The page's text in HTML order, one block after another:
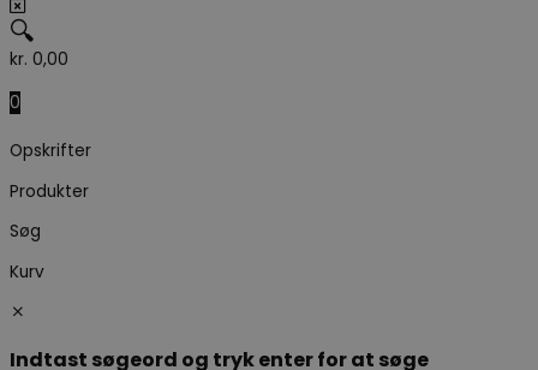
🔍
kr. 0,00
0
Opskrifter
Produkter
Søg
Kurv
Indtast søgeord og tryk enter for at søge